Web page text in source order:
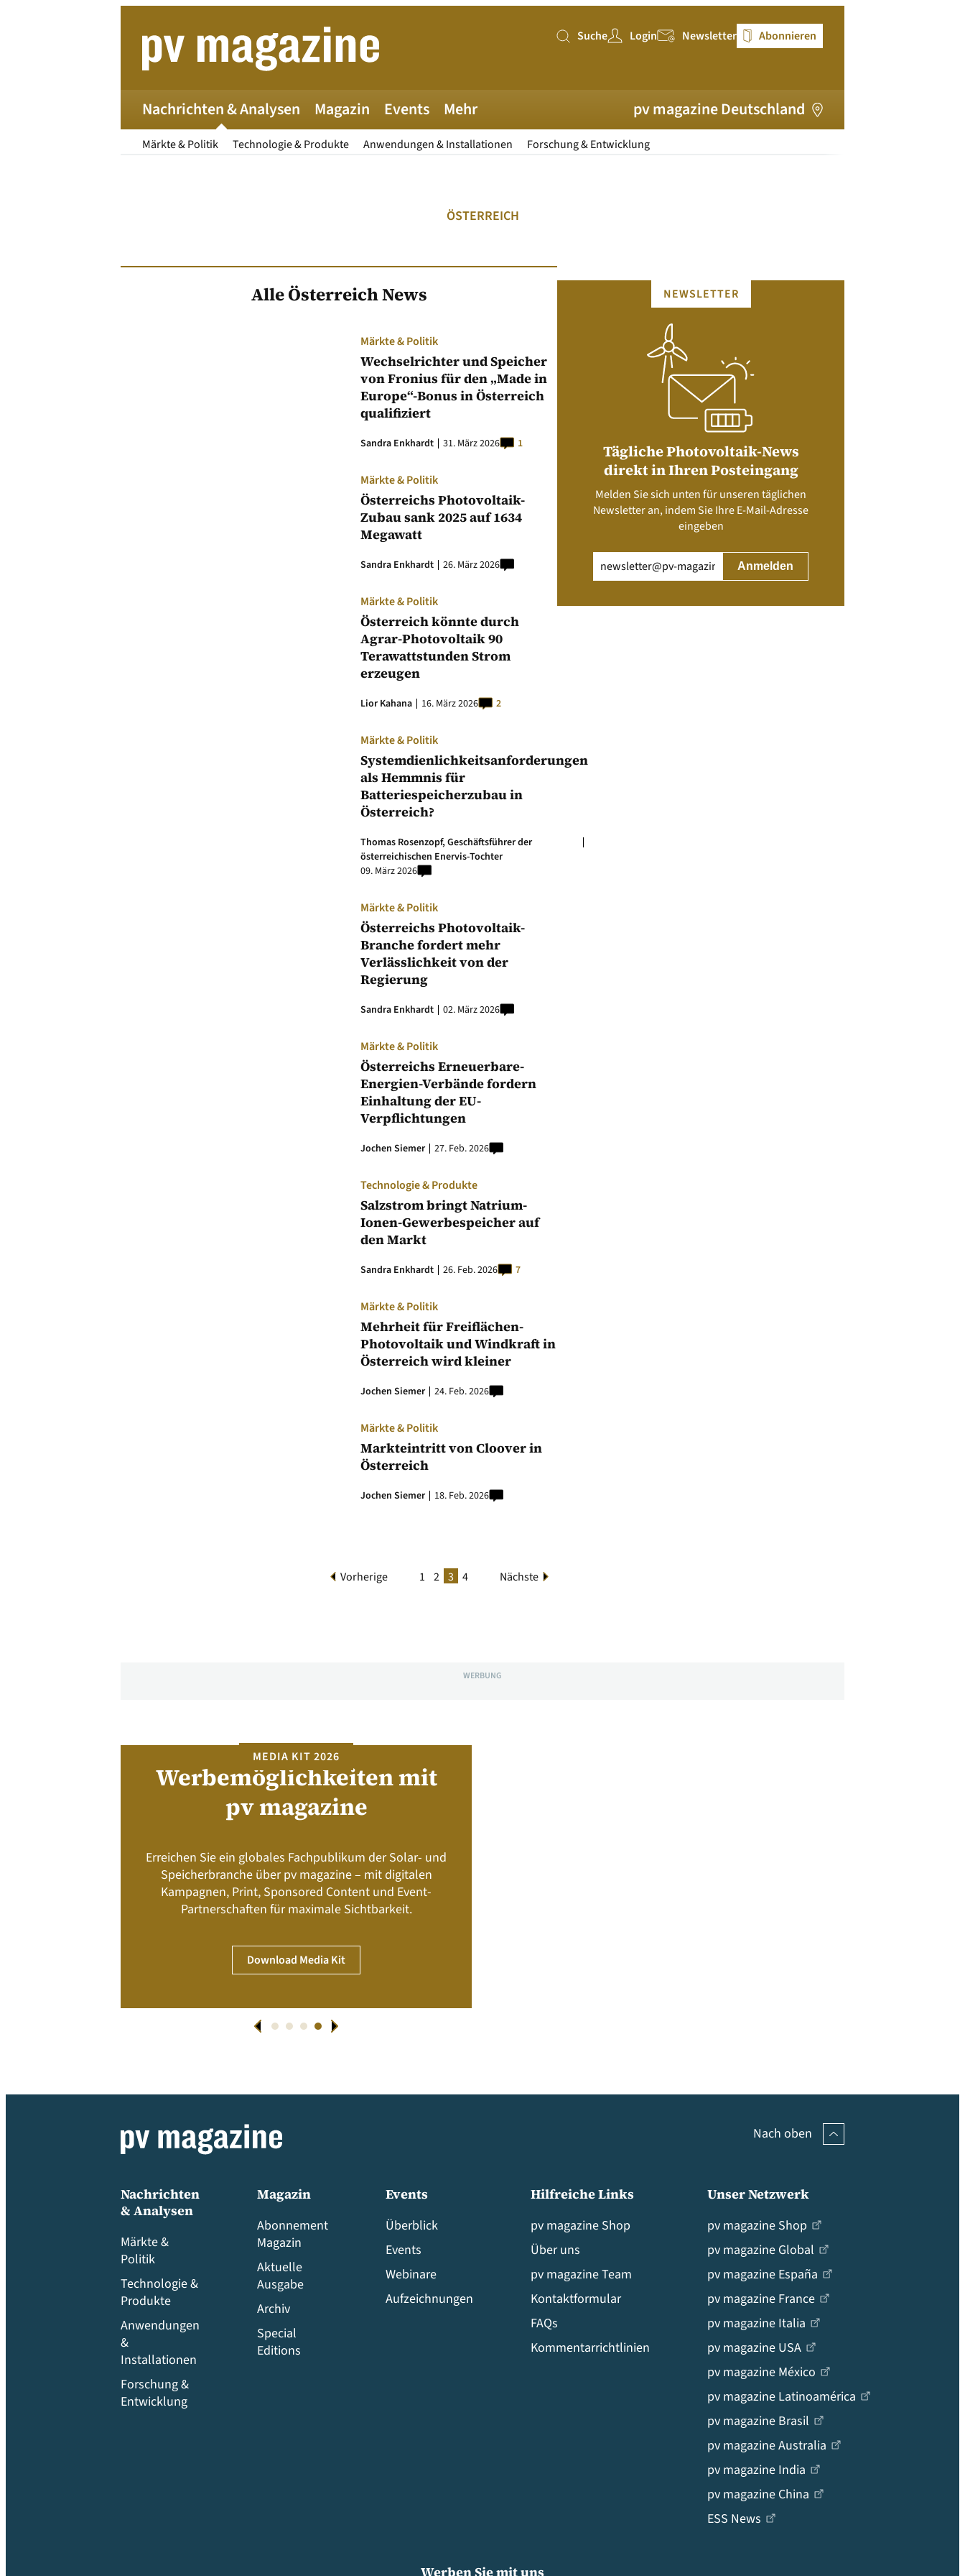
Suche
Suche Login Newsletter Abonnieren
Nachrichten & Analysen
Märkte & Politik Technologie & Produkte Anwendungen & Installationen Forschung & Entwicklung
Magazin Events Mehr pv magazine Deutschland
ÖSTERREICH
Alle Österreich News
Märkte & Politik
Wechselrichter und Speicher
von Fronius für den „Made in
Europe“-Bonus in Österreich
qualifiziert
Sandra Enkhardt 31. März 2026 1
Märkte & Politik
Österreichs Photovoltaik-
Zubau sank 2025 auf 1634
Megawatt
Sandra Enkhardt 26. März 2026
Märkte & Politik
Österreich könnte durch
Agrar-Photovoltaik 90
Terawattstunden Strom
erzeugen
Lior Kahana 16. März 2026 2
Märkte & Politik
Systemdienlichkeitsanforderungen
als Hemmnis für
Batteriespeicherzubau in
Österreich?
Thomas Rosenzopf, Geschäftsführer der
österreichischen Enervis-Tochter
09. März 2026
Märkte & Politik
Österreichs Photovoltaik-
Branche fordert mehr
Verlässlichkeit von der
Regierung
Sandra Enkhardt 02. März 2026
Märkte & Politik
Österreichs Erneuerbare-
Energien-Verbände fordern
Einhaltung der EU-
Verpflichtungen
Jochen Siemer 27. Feb. 2026
Technologie & Produkte
Salzstrom bringt Natrium-
Ionen-Gewerbespeicher auf
den Markt
Sandra Enkhardt 26. Feb. 2026 7
Märkte & Politik
Mehrheit für Freiflächen-
Photovoltaik und Windkraft in
Österreich wird kleiner
Jochen Siemer 24. Feb. 2026
Märkte & Politik
Markteintritt von Cloover in
Österreich
Jochen Siemer 18. Feb. 2026
Vorherige 1 2 3 4 Nächste
NEWSLETTER
Tägliche Photovoltaik-News
direkt in Ihren Posteingang
Melden Sie sich unten für unseren täglichen
Newsletter an, indem Sie Ihre E-Mail-Adresse
eingeben
(erforderlich)
WERBUNG
MEDIA KIT 2026
Werbemöglichkeiten mit
pv magazine
Erreichen Sie ein globales Fachpublikum der Solar- und
Speicherbranche über pv magazine – mit digitalen
Kampagnen, Print, Sponsored Content und Event-
Partnerschaften für maximale Sichtbarkeit.
Download Media Kit
Nach oben
Nachrichten
& Analysen
Märkte &
Politik
Technologie &
Produkte
Anwendungen
&
Installationen
Forschung &
Entwicklung
Magazin
Abonnement
Magazin
Aktuelle
Ausgabe
Archiv
Special
Editions
Events
Überblick
Events
Webinare
Aufzeichnungen
Hilfreiche Links
pv magazine Shop
Über uns
pv magazine Team
Kontaktformular
FAQs
Kommentarrichtlinien
Unser Netzwerk
pv magazine Shop
pv magazine Global
pv magazine España
pv magazine France
pv magazine Italia
pv magazine USA
pv magazine México
pv magazine Latinoamérica
pv magazine Brasil
pv magazine Australia
pv magazine India
pv magazine China
ESS News
Werben Sie mit uns